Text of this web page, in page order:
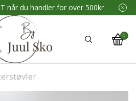
når du handler for over 500kr
0